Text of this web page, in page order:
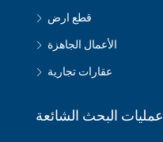
قطع ارض
الأعمال الجاهزة
عقارات تجارية
عمليات البحث الشائعة